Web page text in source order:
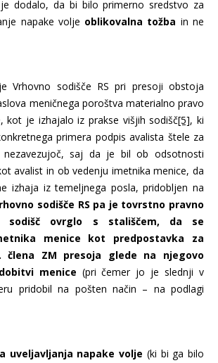
dodalo, da bi bilo primerno sredstvo za
napake volje oblikovalna tožba in ne
Vrhovno sodišče RS pri presoji obstoja
meničnega poroštva materialno pravo
kot je izhajalo iz prakse višjih sodišč[5], ki
primera podpis avalista štele za
nezavezujoč, saj da je bil ob odsotnosti
avalist in ob vedenju imetnika menice, da
izhaja iz temeljnega posla, pridobljen na
sodišče RS pa je tovrstno pravno
sodišč ovrglo s stališčem, da se
menice kot predpostavka za
člena ZM presoja glede na njegovo
menice (pri čemer jo je slednji v
pridobil na pošten način – na podlagi
uveljavljanja napake volje (ki bi ga bilo